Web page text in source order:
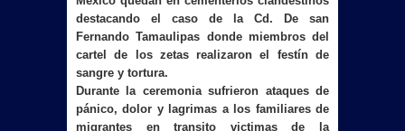
destacando el caso de la Cd. De san
Fernando Tamaulipas donde miembros del
cartel de los zetas realizaron el festín de
sangre y tortura.
Durante la ceremonia sufrieron ataques de
pánico, dolor y lagrimas a los familiares de
migrantes en transito victimas de la